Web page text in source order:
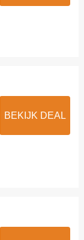
BEKIJK DEAL